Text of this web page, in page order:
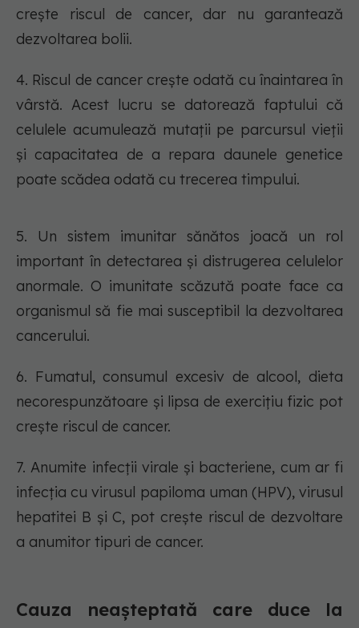
crește riscul de cancer, dar nu garantează
dezvoltarea bolii.
4. Riscul de cancer crește odată cu înaintarea în
vârstă. Acest lucru se datorează faptului că
celulele acumulează mutații pe parcursul vieții
și capacitatea de a repara daunele genetice
poate scădea odată cu trecerea timpului.
5. Un sistem imunitar sănătos joacă un rol
important în detectarea și distrugerea celulelor
anormale. O imunitate scăzută poate face ca
organismul să fie mai susceptibil la dezvoltarea
cancerului.
6. Fumatul, consumul excesiv de alcool, dieta
necorespunzătoare și lipsa de exercițiu fizic pot
crește riscul de cancer.
7. Anumite infecții virale și bacteriene, cum ar fi
infecția cu virusul papiloma uman (HPV), virusul
hepatitei B și C, pot crește riscul de dezvoltare
a anumitor tipuri de cancer.
Cauza neașteptată care duce la